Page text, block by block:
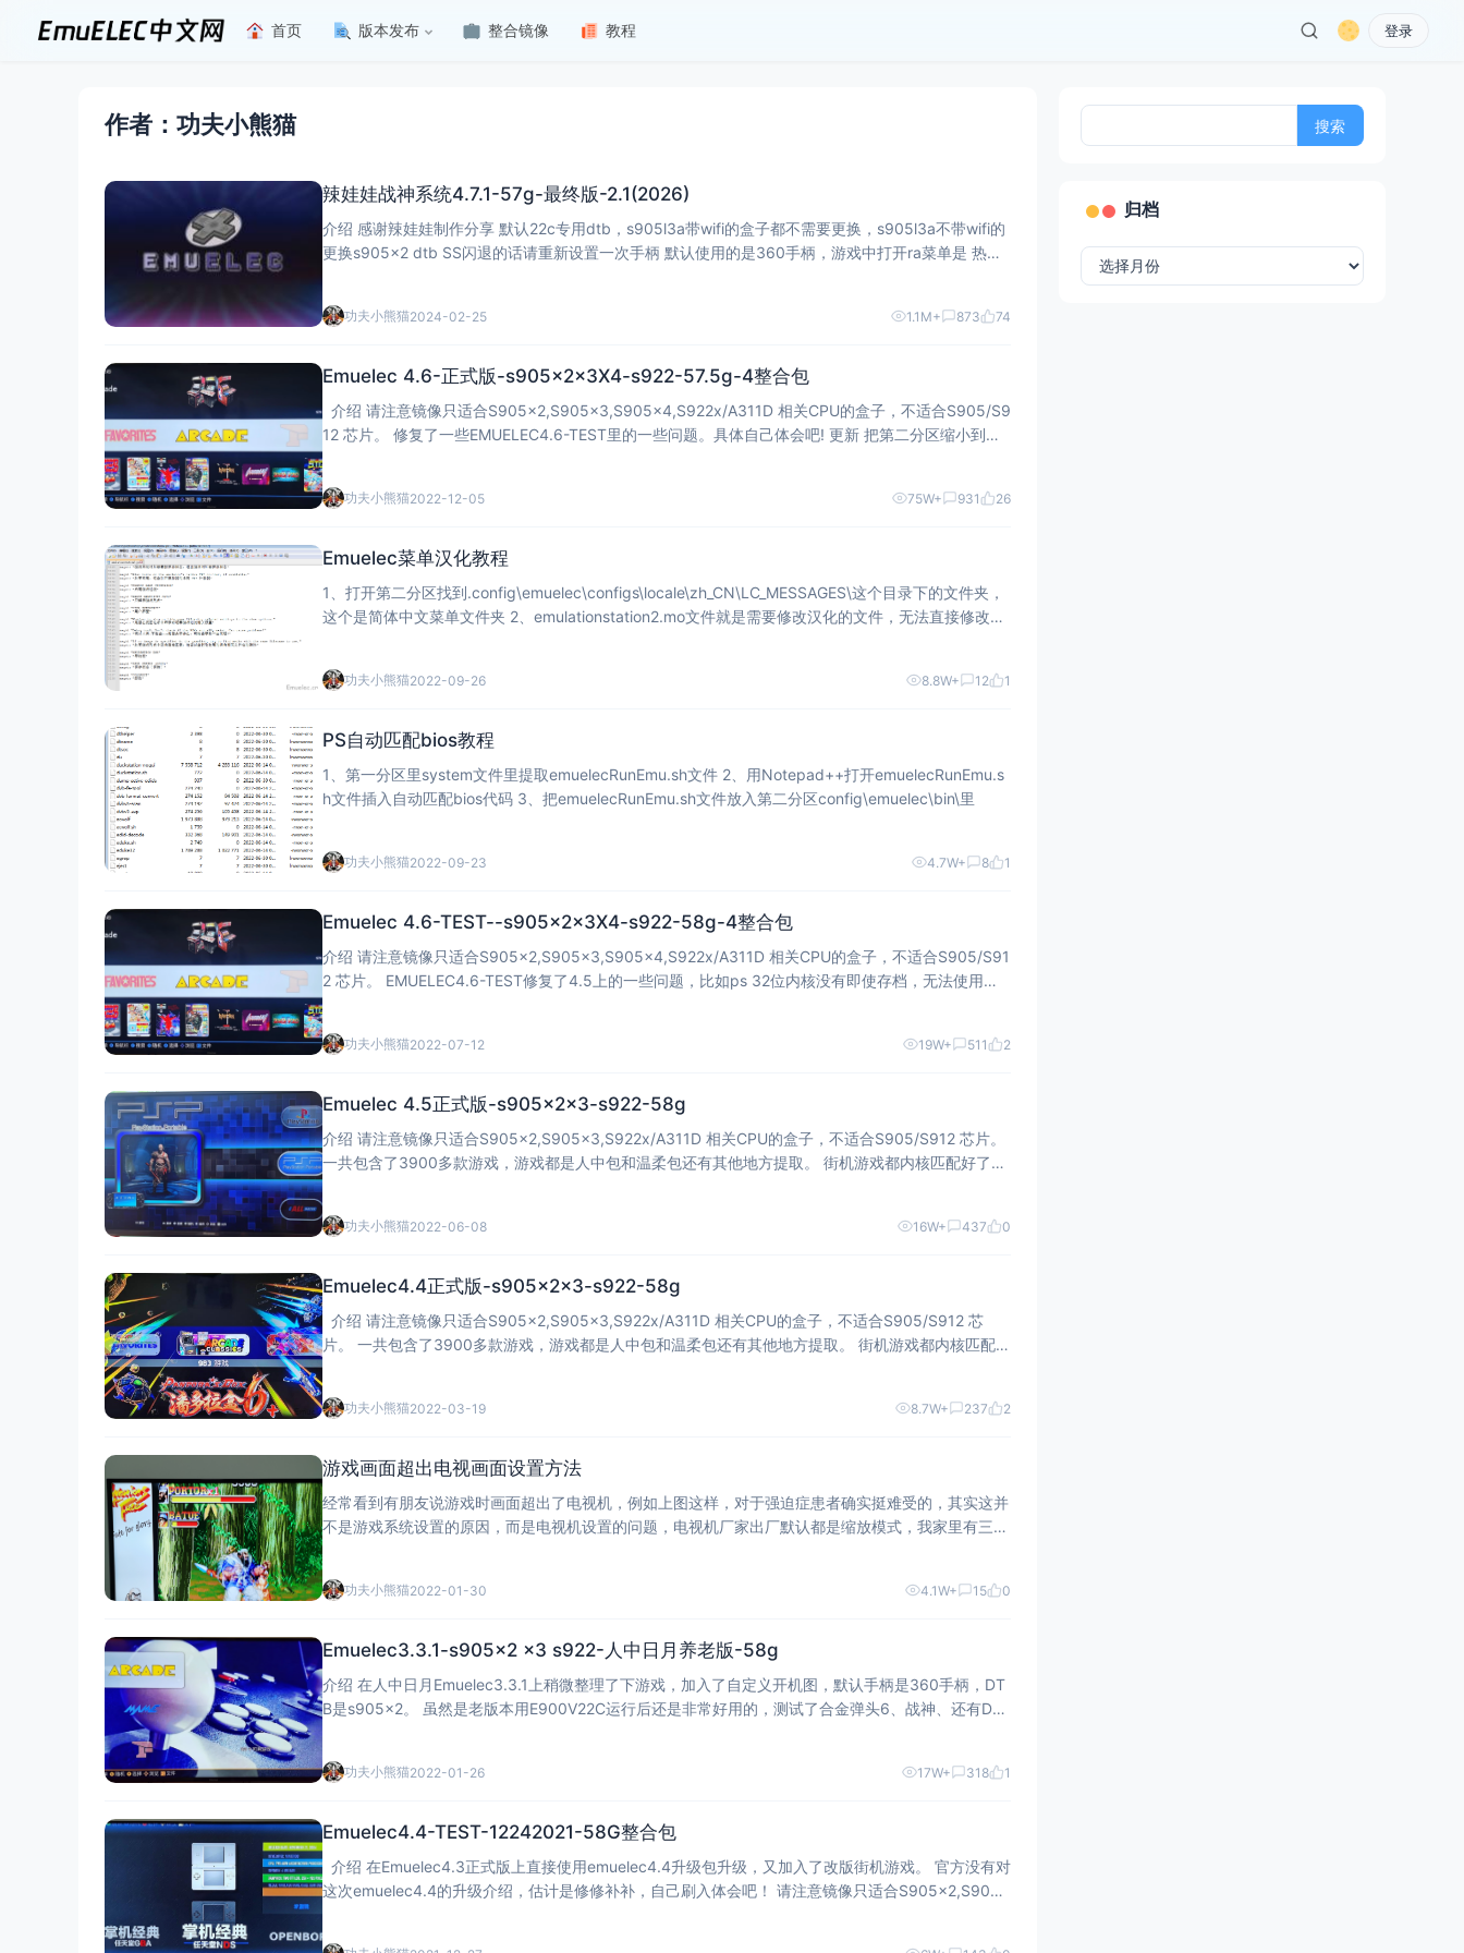
首页 版本发布 整合镜像 教程 登录
作者：功夫小熊猫
辣娃娃战神系统4.7.1-57g-最终版-2.1(2026)
介绍 感谢辣娃娃制作分享 默认22c专用dtb，s905l3a带wifi的盒子都不需要更换，s905l3a不带wifi的
更换s905x2 dtb SS闪退的话请重新设置一次手柄 默认使用的是360手柄，游戏中打开ra菜单是 热键
功夫小熊猫2024-02-25 1.1M+ 873 74
Emuelec 4.6-正式版-s905x2x3X4-s922-57.5g-4整合包
介绍 请注意镜像只适合S905x2,S905x3,S905x4,S922x/A311D 相关CPU的盒子，不适合S905/S9
12 芯片。 修复了一些EMUELEC4.6-TEST里的一些问题。具体自己体会吧! 更新 把第二分区缩小到以
功夫小熊猫2022-12-05 75W+ 931 26
Emuelec菜单汉化教程
1、打开第二分区找到.config\emuelec\configs\locale\zh_CN\LC_MESSAGES\这个目录下的文件夹，
这个是简体中文菜单文件夹 2、emulationstation2.mo文件就是需要修改汉化的文件，无法直接修改，
功夫小熊猫2022-09-26 8.8W+ 12 1
PS自动匹配bios教程
1、第一分区里system文件里提取emuelecRunEmu.sh文件 2、用Notepad++打开emuelecRunEmu.s
h文件插入自动匹配bios代码 3、把emuelecRunEmu.sh文件放入第二分区config\emuelec\bin\里
功夫小熊猫2022-09-23 4.7W+ 8 1
Emuelec 4.6-TEST--s905x2x3X4-s922-58g-4整合包
介绍 请注意镜像只适合S905x2,S905x3,S905x4,S922x/A311D 相关CPU的盒子，不适合S905/S91
2 芯片。 EMUELEC4.6-TEST修复了4.5上的一些问题，比如ps 32位内核没有即使存档，无法使用热
功夫小熊猫2022-07-12 19W+ 511 2
Emuelec 4.5正式版-s905x2x3-s922-58g
介绍 请注意镜像只适合S905x2,S905x3,S922x/A311D 相关CPU的盒子，不适合S905/S912 芯片。
一共包含了3900多款游戏，游戏都是人中包和温柔包还有其他地方提取。 街机游戏都内核匹配好了，
功夫小熊猫2022-06-08 16W+ 437 0
Emuelec4.4正式版-s905x2x3-s922-58g
介绍 请注意镜像只适合S905x2,S905x3,S922x/A311D 相关CPU的盒子，不适合S905/S912 芯
片。 一共包含了3900多款游戏，游戏都是人中包和温柔包还有其他地方提取。 街机游戏都内核匹配好
功夫小熊猫2022-03-19 8.7W+ 237 2
游戏画面超出电视画面设置方法
经常看到有朋友说游戏时画面超出了电视机，例如上图这样，对于强迫症患者确实挺难受的，其实这并
不是游戏系统设置的原因，而是电视机设置的问题，电视机厂家出厂默认都是缩放模式，我家里有三种
功夫小熊猫2022-01-30 4.1W+ 15 0
Emuelec3.3.1-s905x2 x3 s922-人中日月养老版-58g
介绍 在人中日月Emuelec3.3.1上稍微整理了下游戏，加入了自定义开机图，默认手柄是360手柄，DT
B是s905x2。 虽然是老版本用E900V22C运行后还是非常好用的，测试了合金弹头6、战神、还有DC
功夫小熊猫2022-01-26 17W+ 318 1
Emuelec4.4-TEST-12242021-58G整合包
这次emuelec4.4的升级介绍，估计是修修补补，自己刷入体会吧！ 请注意镜像只适合S905x2,S905x
归档
归
档